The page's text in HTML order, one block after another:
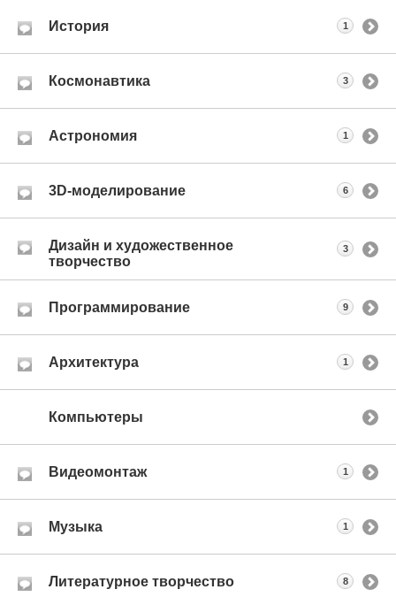
История 1
Космонавтика 3
Астрономия 1
3D-моделирование 6
Дизайн и художественное
творчество
3
Программирование 9
Архитектура 1
Компьютеры
Видеомонтаж 1
Музыка 1
Литературное творчество 8